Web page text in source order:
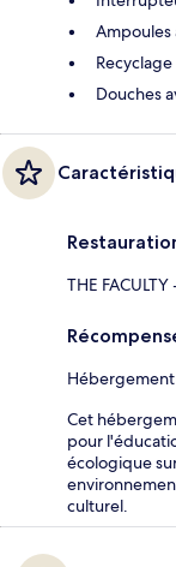
Ampoules
Recyclage
Douches
THE
Cet
pour
écologique
culturel.